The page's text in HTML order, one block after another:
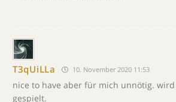
T3qUiLLa 10. November 2020 11:53
nice to have aber für mich unnötig.
gespielt.